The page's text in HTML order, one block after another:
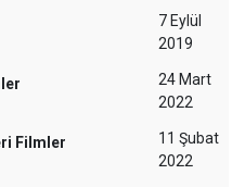
7 Eylül
2019
24 Mart
2022
Filmler
11 Şubat
2022